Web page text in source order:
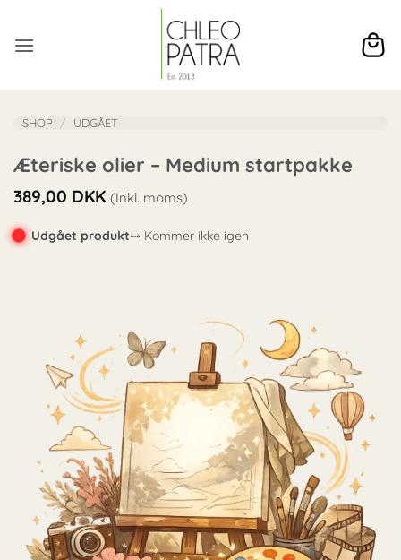
indhold
SHOP / UDGÅET
Æteriske olier – Medium startpakke
389,00 DKK (Inkl. moms)
Udgået produkt⤑ Kommer ikke igen